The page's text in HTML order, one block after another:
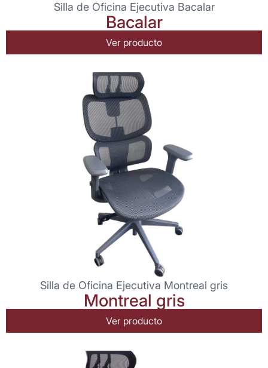
Silla de Oficina Ejecutiva Bacalar
Bacalar
Ver producto
Silla de Oficina Ejecutiva Montreal gris
Montreal gris
Ver producto